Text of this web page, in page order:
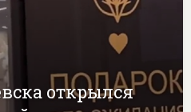
открылся